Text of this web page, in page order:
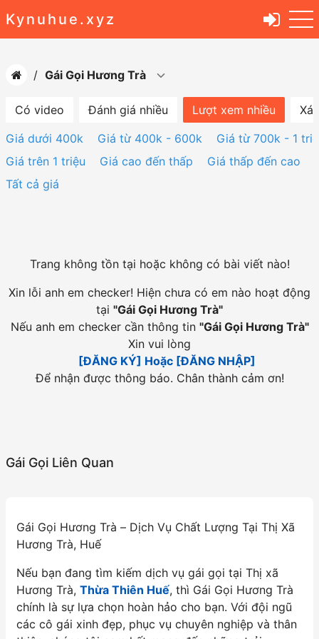
Kynuhue.xyz
Gái Gọi Hương Trà
Có video Đánh giá nhiều Lượt xem nhiều
Giá dưới 400k
Giá từ 400k - 600k
Giá từ 700k - 1
Giá trên 1 triệu
Giá cao đến thấp
Giá thấp đến cao
Tất cả giá
Trang không tồn tại hoặc không có bài viết nào!
Xin lỗi anh em checker! Hiện chưa có em nào hoạt động
tại "Gái Gọi Hương Trà"
Nếu anh em checker cần thông tin "Gái Gọi Hương Trà"
Xin vui lòng
[ĐĂNG KÝ] Hoặc [ĐĂNG NHẬP]
Để nhận được thông báo. Chân thành cảm ơn!
Gái Gọi Liên Quan
Gái Gọi Hương Trà – Dịch Vụ Chất Lượng Tại Thị Xã
Hương Trà, Huế
Nếu bạn đang tìm kiếm dịch vụ gái gọi tại Thị xã
Hương Trà, Thừa Thiên Huế, thì Gái Gọi Hương Trà
chính là sự lựa chọn hoàn hảo cho bạn. Với đội ngũ
các cô gái xinh đẹp, phục vụ chuyên nghiệp và thân